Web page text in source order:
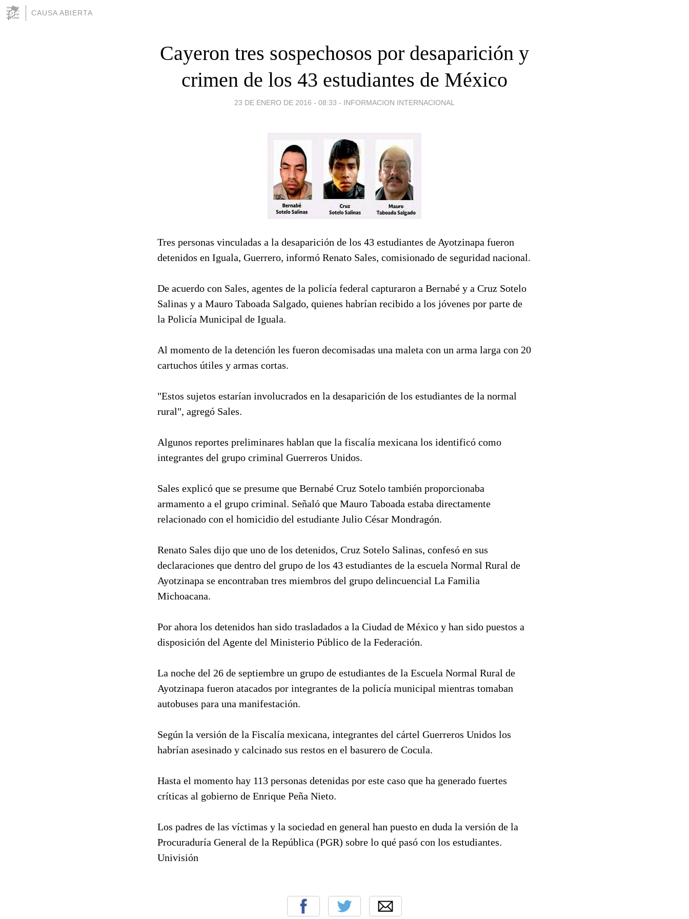
CAUSA ABIERTA
Cayeron tres sospechosos por desaparición y
crimen de los 43 estudiantes de México
23 DE ENERO DE 2016 - 08:33 - INFORMACION INTERNACIONAL
Tres personas vinculadas a la desaparición de los 43 estudiantes de Ayotzinapa fueron
detenidos en Iguala, Guerrero, informó Renato Sales, comisionado de seguridad nacional.
De acuerdo con Sales, agentes de la policía federal capturaron a Bernabé y a Cruz Sotelo
Salinas y a Mauro Taboada Salgado, quienes habrían recibido a los jóvenes por parte de
la Policía Municipal de Iguala.
Al momento de la detención les fueron decomisadas una maleta con un arma larga con 20
cartuchos útiles y armas cortas.
"Estos sujetos estarían involucrados en la desaparición de los estudiantes de la normal
rural", agregó Sales.
Algunos reportes preliminares hablan que la fiscalía mexicana los identificó como
integrantes del grupo criminal Guerreros Unidos.
Sales explicó que se presume que Bernabé Cruz Sotelo también proporcionaba
armamento a el grupo criminal. Señaló que Mauro Taboada estaba directamente
relacionado con el homicidio del estudiante Julio César Mondragón.
Renato Sales dijo que uno de los detenidos, Cruz Sotelo Salinas, confesó en sus
declaraciones que dentro del grupo de los 43 estudiantes de la escuela Normal Rural de
Ayotzinapa se encontraban tres miembros del grupo delincuencial La Familia
Michoacana.
Por ahora los detenidos han sido trasladados a la Ciudad de México y han sido puestos a
disposición del Agente del Ministerio Público de la Federación.
La noche del 26 de septiembre un grupo de estudiantes de la Escuela Normal Rural de
Ayotzinapa fueron atacados por integrantes de la policía municipal mientras tomaban
autobuses para una manifestación.
Según la versión de la Fiscalía mexicana, integrantes del cártel Guerreros Unidos los
habrían asesinado y calcinado sus restos en el basurero de Cocula.
Hasta el momento hay 113 personas detenidas por este caso que ha generado fuertes
críticas al gobierno de Enrique Peña Nieto.
Los padres de las víctimas y la sociedad en general han puesto en duda la versión de la
Procuraduría General de la República (PGR) sobre lo qué pasó con los estudiantes.
Univisión